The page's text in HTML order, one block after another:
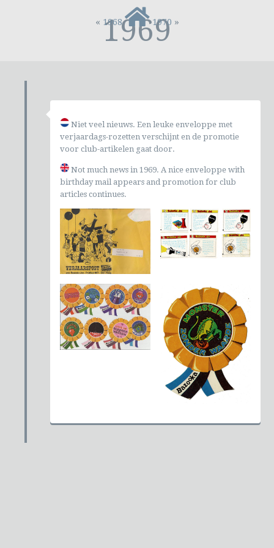
« 1968 1970 »
1969
Niet veel nieuws. Een leuke enveloppe met
verjaardags-rozetten verschijnt en de promotie
voor club-artikelen gaat door.
Not much news in 1969. A nice enveloppe with
birthday mail appears and promotion for club
articles continues.